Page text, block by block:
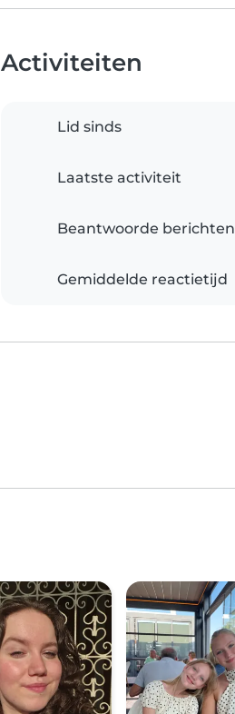
Activiteiten
Lid sinds
Laatste activiteit
Beantwoorde berichten
Gemiddelde reactietijd